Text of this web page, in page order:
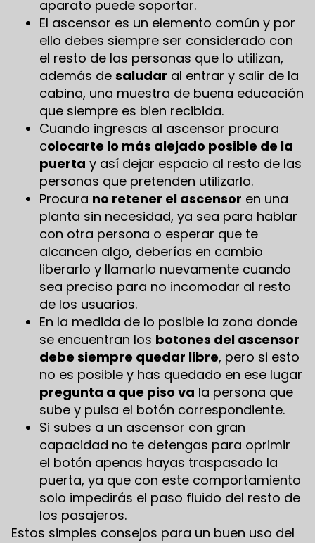
aparato puede soportar.
El ascensor es un elemento común y por
ello debes siempre ser considerado con
el resto de las personas que lo utilizan,
además de saludar al entrar y salir de la
cabina, una muestra de buena educación
que siempre es bien recibida.
Cuando ingresas al ascensor procura
colocarte lo más alejado posible de la
puerta y así dejar espacio al resto de las
personas que pretenden utilizarlo.
Procura no retener el ascensor en una
planta sin necesidad, ya sea para hablar
con otra persona o esperar que te
alcancen algo, deberías en cambio
liberarlo y llamarlo nuevamente cuando
sea preciso para no incomodar al resto
de los usuarios.
En la medida de lo posible la zona donde
se encuentran los botones del ascensor
debe siempre quedar libre, pero si esto
no es posible y has quedado en ese lugar
pregunta a que piso va la persona que
sube y pulsa el botón correspondiente.
Si subes a un ascensor con gran
capacidad no te detengas para oprimir
el botón apenas hayas traspasado la
puerta, ya que con este comportamiento
solo impedirás el paso fluido del resto de
los pasajeros.
Estos simples consejos para un buen uso del